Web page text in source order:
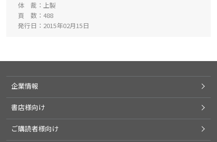
体 裁
上製
頁 数
488
発行日
2015年02月15日
企業情報
書店様向け
ご購読者様向け